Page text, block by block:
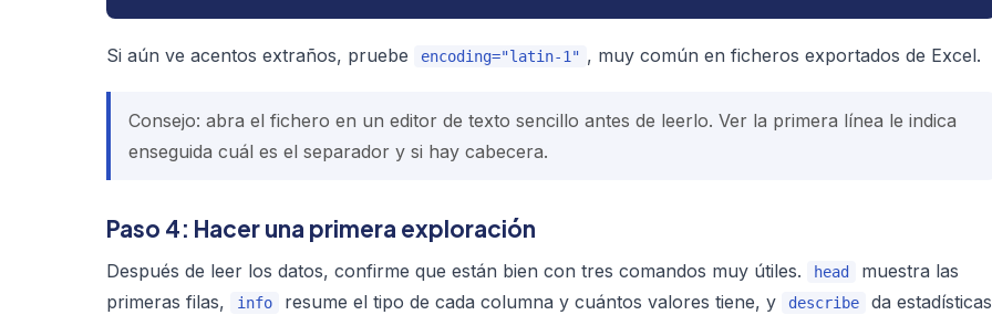
Si aún ve acentos extraños, pruebe encoding="latin-1" , muy común en ficheros exportados de Excel.
Consejo: abra el fichero en un editor de texto sencillo antes de leerlo. Ver la primera línea le indica
enseguida cuál es el separador y si hay cabecera.
Paso 4: Hacer una primera exploración
Después de leer los datos, confirme que están bien con tres comandos muy útiles. head
muestra las
primeras filas,
info resume el tipo de cada columna y cuántos valores tiene, y describe
da estadísticas